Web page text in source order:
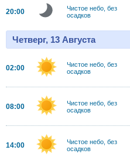
20:00
Чистое небо, без
осадков
Четверг, 13 Августа
02:00
Чистое небо, без
осадков
08:00
Чистое небо, без
осадков
14:00
Чистое небо, без
осадков